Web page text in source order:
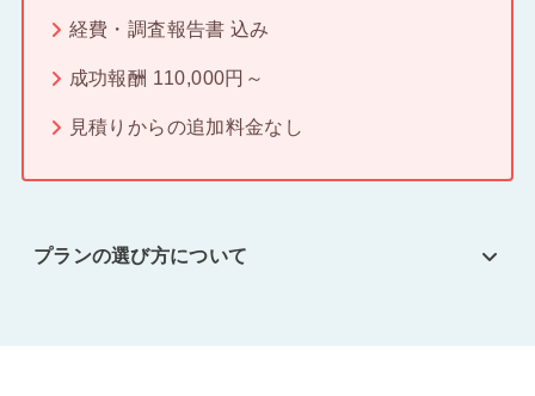
経費・調査報告書 込み
成功報酬 110,000円～
見積りからの追加料金なし
プランの選び方について